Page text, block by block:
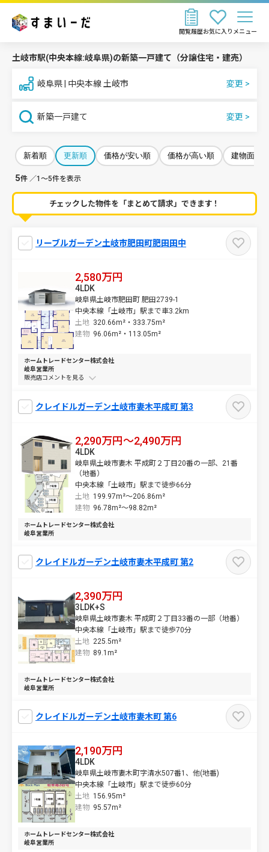
お気に入り
閲覧履歴 メニュー
土岐市駅(中央本線:岐阜県)の新築一戸建て（分譲住宅・建売）
岐阜県 | 中央本線 土岐市
新築一戸建て
新着順 更新順 価格が安い順 価格が高い順 建物面積
5件 ／1～5件を表示
チェックした物件を「まとめて請求」できます！
リーブルガーデン土岐市肥田町肥田田中
2,580万円
岐阜県土岐市肥田町 肥田2739-1
中央本線「土岐市」駅まで車3.2km
土地 320.66m²・ 333.75m²
4LDK
建物 96.06m²・ 113.05m²
ホームトレードセンター株式会社
岐阜営業所
販売店コメントを
クレイドルガーデン土岐市妻木平成町 第3
2,290万円～2,490万円
岐阜県土岐市妻木 平成町２丁目20番の一部、21番
（地番）
中央本線「土岐市」駅まで徒歩66分
土地 199.97m²～206.86m²
4LDK
建物 96.78m²～98.82m²
ホームトレードセンター株式会社
岐阜営業所
クレイドルガーデン土岐市妻木平成町 第2
2,390万円
岐阜県土岐市妻木 平成町２丁目33番の一部（地番）
中央本線「土岐市」駅まで徒歩70分
土地 225.5m²
3LDK+S
建物 89.1m²
ホームトレードセンター株式会社
岐阜営業所
クレイドルガーデン土岐市妻木町 第6
2,190万円
岐阜県土岐市妻木町字清水507番1、他(地番)
中央本線「土岐市」駅まで徒歩60分
土地 156.95m²
4LDK
建物 95.57m²
ホームトレードセンター株式会社
岐阜営業所